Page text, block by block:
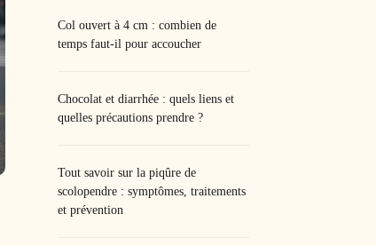
Col ouvert à 4 cm : combien de
temps faut-il pour accoucher
Chocolat et diarrhée : quels liens et
quelles précautions prendre ?
Tout savoir sur la piqûre de
scolopendre : symptômes, traitements
et prévention